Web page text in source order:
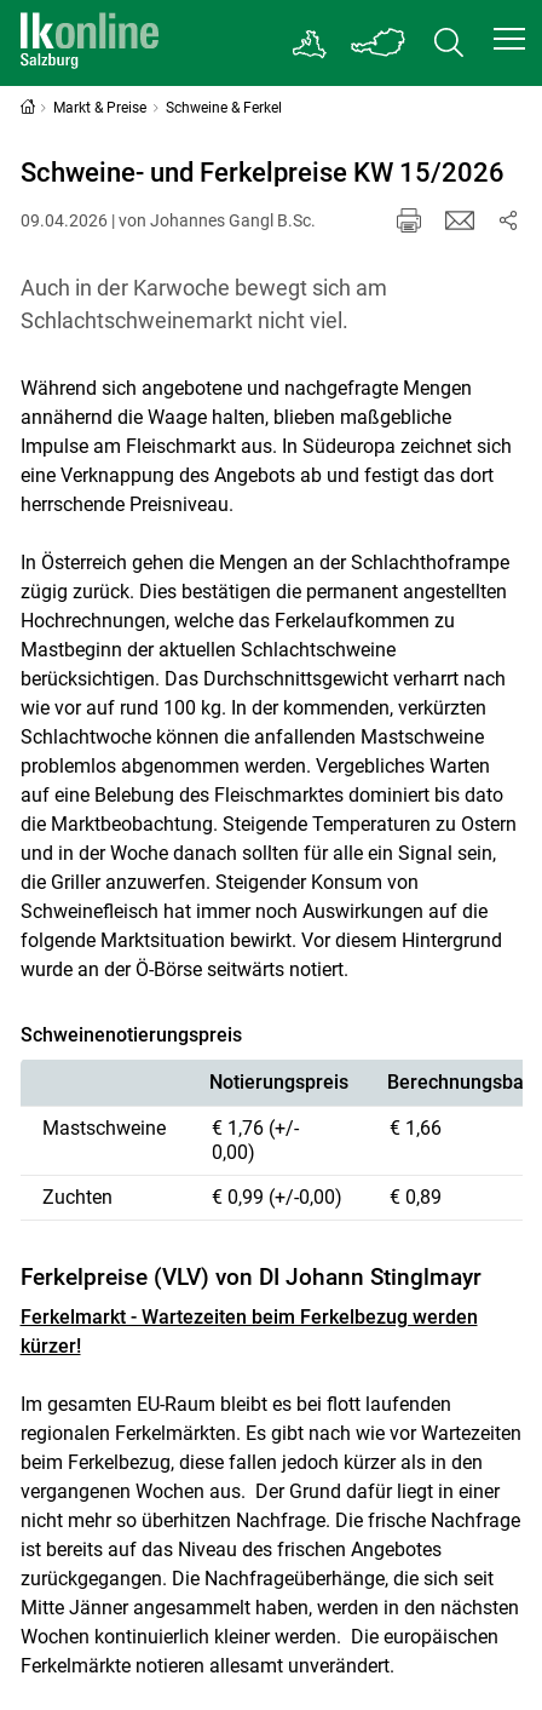
Skip to main content
Markt & Preise Schweine & Ferkel
Schweine- und Ferkelpreise KW 15/2026
09.04.2026 | von Johannes Gangl B.Sc.
Auch in der Karwoche bewegt sich am
Schlachtschweinemarkt nicht viel.
Während sich angebotene und nachgefragte Mengen
annähernd die Waage halten, blieben maßgebliche
Impulse am Fleischmarkt aus. In Südeuropa zeichnet sich
eine Verknappung des Angebots ab und festigt das dort
herrschende Preisniveau.
In Österreich gehen die Mengen an der Schlachthoframpe
zügig zurück. Dies bestätigen die permanent angestellten
Hochrechnungen, welche das Ferkelaufkommen zu
Mastbeginn der aktuellen Schlachtschweine
berücksichtigen. Das Durchschnittsgewicht verharrt nach
wie vor auf rund 100 kg. In der kommenden, verkürzten
Schlachtwoche können die anfallenden Mastschweine
problemlos abgenommen werden. Vergebliches Warten
auf eine Belebung des Fleischmarktes dominiert bis dato
die Marktbeobachtung. Steigende Temperaturen zu Ostern
und in der Woche danach sollten für alle ein Signal sein,
die Griller anzuwerfen. Steigender Konsum von
Schweinefleisch hat immer noch Auswirkungen auf die
folgende Marktsituation bewirkt. Vor diesem Hintergrund
wurde an der Ö-Börse seitwärts notiert.
Schweinenotierungspreis
Notierungspreis
Mastschweine
€ 1,76 (+/-
0,00)
€ 1,66
Zuchten € 0,99 (+/-0,00) € 0,89
Ferkelpreise (VLV) von DI Johann Stinglmayr
Ferkelmarkt - Wartezeiten beim Ferkelbezug werden
kürzer!
Im gesamten EU-Raum bleibt es bei flott laufenden
regionalen Ferkelmärkten. Es gibt nach wie vor Wartezeiten
beim Ferkelbezug, diese fallen jedoch kürzer als in den
vergangenen Wochen aus. Der Grund dafür liegt in einer
nicht mehr so überhitzen Nachfrage. Die frische Nachfrage
ist bereits auf das Niveau des frischen Angebotes
zurückgegangen. Die Nachfrageüberhänge, die sich seit
Mitte Jänner angesammelt haben, werden in den nächsten
Wochen kontinuierlich kleiner werden. Die europäischen
Ferkelmärkte notieren allesamt unverändert.